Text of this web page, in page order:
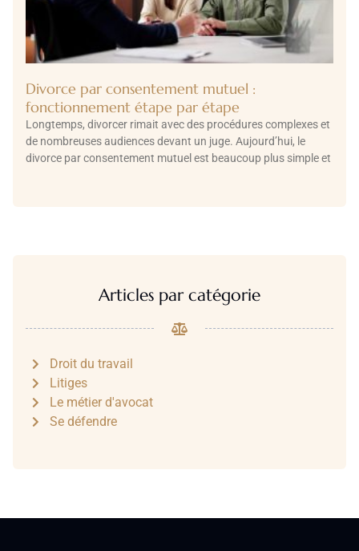
Divorce par consentement mutuel :
fonctionnement étape par étape
Longtemps, divorcer rimait avec des procédures complexes et
de nombreuses audiences devant un juge. Aujourd’hui, le
divorce par consentement mutuel est beaucoup plus simple et
Articles par catégorie
Droit du travail
Litiges
Le métier d'avocat
Se défendre